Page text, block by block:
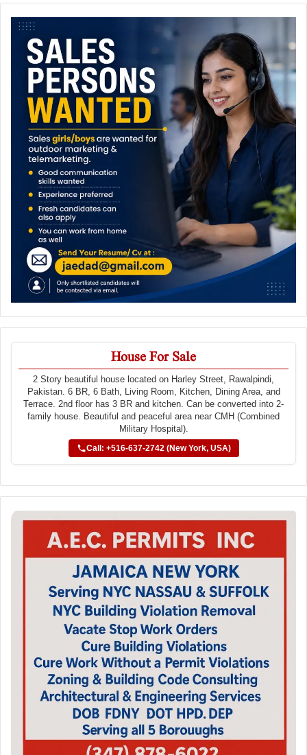
House For Sale
2 Story beautiful house located on Harley Street, Rawalpindi,
Pakistan. 6 BR, 6 Bath, Living Room, Kitchen, Dining Area, and
Terrace. 2nd floor has 3 BR and kitchen. Can be converted into 2-
family house. Beautiful and peaceful area near CMH (Combined
Military Hospital).
Call: +516-637-2742 (New York, USA)